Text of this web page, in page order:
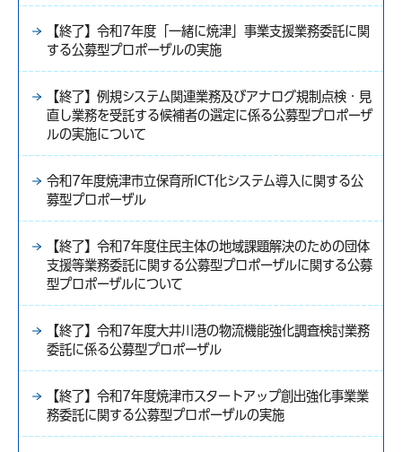
【終了】令和7年度「一緒に焼津」事業支援業務委託に関
する公募型プロポーザルの実施
【終了】例規システム関連業務及びアナログ規制点検・見
直し業務を受託する候補者の選定に係る公募型プロポーザ
ルの実施について
令和7年度焼津市立保育所ICT化システム導入に関する公
募型プロポーザル
【終了】令和7年度住民主体の地域課題解決のための団体
支援等業務委託に関する公募型プロポーザルに関する公募
型プロポーザルについて
【終了】令和7年度大井川港の物流機能強化調査検討業務
委託に係る公募型プロポーザル
【終了】令和7年度焼津市スタートアップ創出強化事業業
務委託に関する公募型プロポーザルの実施